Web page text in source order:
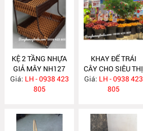
KỆ 2 TẦNG NHỰA
GIẢ MÂY NH127
Giá: LH - 0938 423
805
KHAY ĐỂ TRÁI
CÂY CHO SIÊU THỊ
NH118
Giá: LH - 0938 423
805